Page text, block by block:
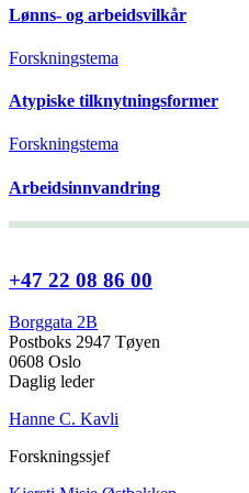
Lønns- og arbeidsvilkår
Forskningstema
Atypiske tilknytningsformer
Forskningstema
Arbeidsinnvandring
+47 22 08 86 00
Borggata 2B
Postboks 2947 Tøyen
0608 Oslo
Daglig leder
Hanne C. Kavli
Forskningssjef